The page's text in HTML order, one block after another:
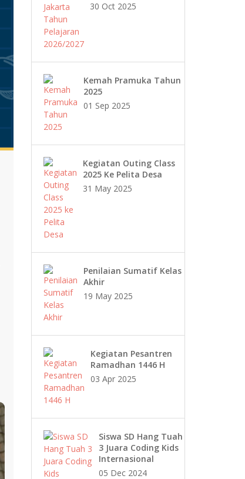
30 Oct 2025
Kemah Pramuka Tahun
2025
01 Sep 2025
Kegiatan Outing Class
2025 Ke Pelita Desa
31 May 2025
Penilaian Sumatif Kelas
Akhir
19 May 2025
Kegiatan Pesantren
Ramadhan 1446 H
03 Apr 2025
Siswa SD Hang Tuah
3 Juara Coding Kids
Internasional
05 Dec 2024